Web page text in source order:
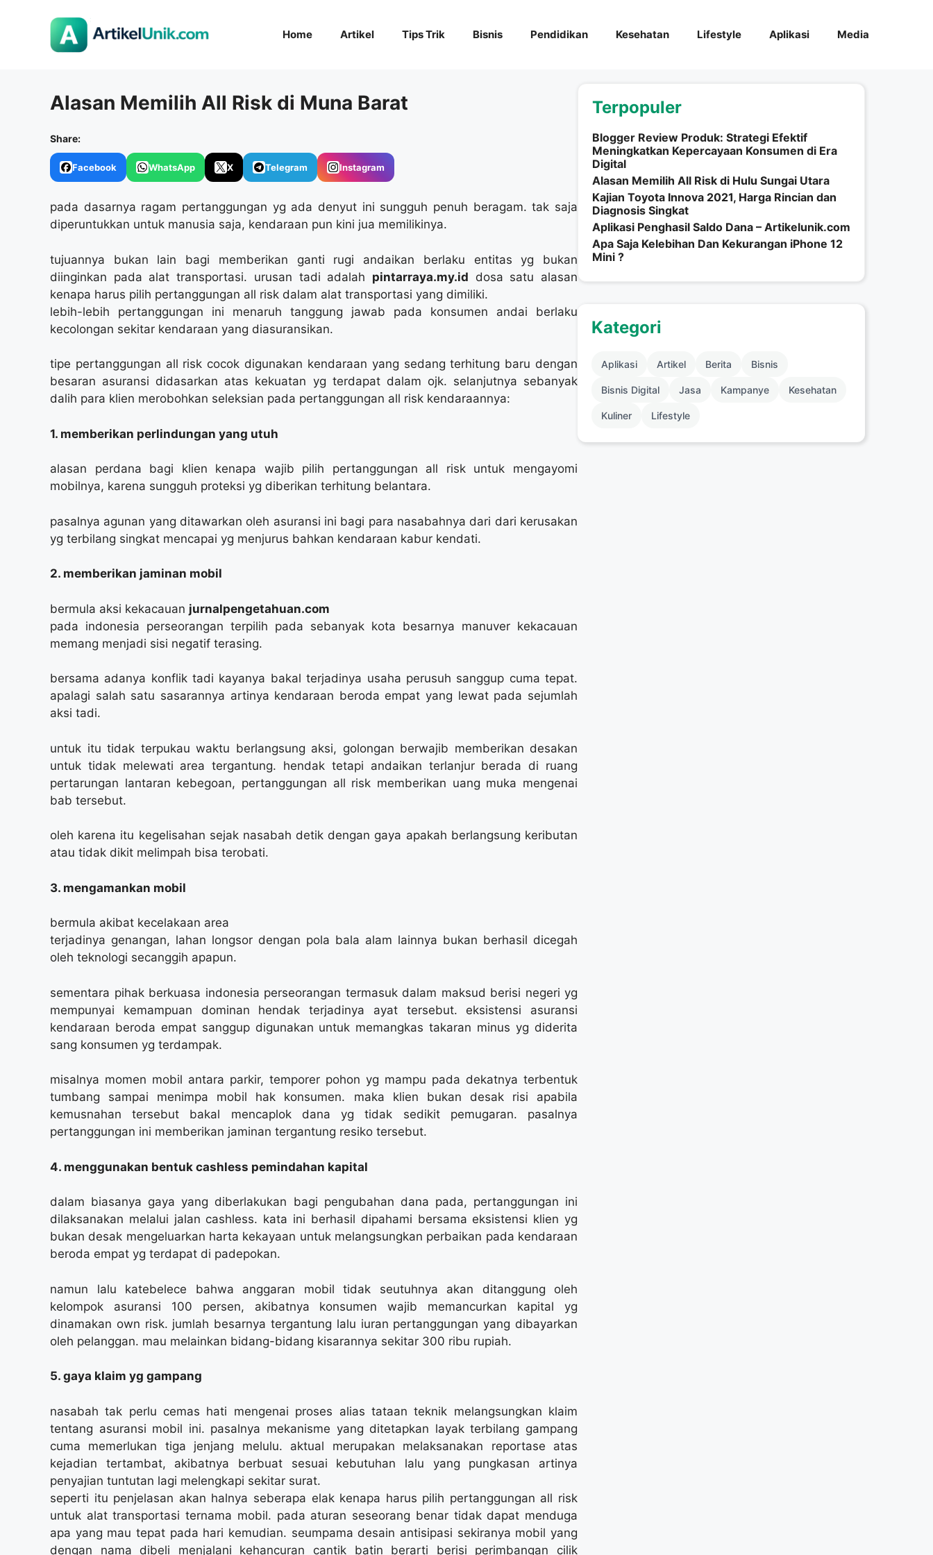
Home Artikel Tips Trik Bisnis Pendidikan Kesehatan Lifestyle Aplikasi Media
Alasan Memilih All Risk di Muna Barat
Share:
Facebook WhatsApp X Telegram Instagram
pada dasarnya ragam pertanggungan yg ada denyut ini sungguh penuh beragam. tak saja
diperuntukkan untuk manusia saja, kendaraan pun kini jua memilikinya.
tujuannya bukan lain bagi memberikan ganti rugi andaikan berlaku entitas yg bukan
diinginkan pada alat transportasi. urusan tadi adalah pintarraya.my.id dosa satu alasan
kenapa harus pilih pertanggungan all risk dalam alat transportasi yang dimiliki.
lebih-lebih pertanggungan ini menaruh tanggung jawab pada konsumen andai berlaku
kecolongan sekitar kendaraan yang diasuransikan.
tipe pertanggungan all risk cocok digunakan kendaraan yang sedang terhitung baru dengan
besaran asuransi didasarkan atas kekuatan yg terdapat dalam ojk. selanjutnya sebanyak
dalih para klien merobohkan seleksian pada pertanggungan all risk kendaraannya:
1. memberikan perlindungan yang utuh
alasan perdana bagi klien kenapa wajib pilih pertanggungan all risk untuk mengayomi
mobilnya, karena sungguh proteksi yg diberikan terhitung belantara.
pasalnya agunan yang ditawarkan oleh asuransi ini bagi para nasabahnya dari dari kerusakan
yg terbilang singkat mencapai yg menjurus bahkan kendaraan kabur kendati.
2. memberikan jaminan mobil
bermula aksi kekacauan jurnalpengetahuan.com
pada indonesia perseorangan terpilih pada sebanyak kota besarnya manuver kekacauan
memang menjadi sisi negatif terasing.
bersama adanya konflik tadi kayanya bakal terjadinya usaha perusuh sanggup cuma tepat.
apalagi salah satu sasarannya artinya kendaraan beroda empat yang lewat pada sejumlah
aksi tadi.
untuk itu tidak terpukau waktu berlangsung aksi, golongan berwajib memberikan desakan
untuk tidak melewati area tergantung. hendak tetapi andaikan terlanjur berada di ruang
pertarungan lantaran kebegoan, pertanggungan all risk memberikan uang muka mengenai
bab tersebut.
oleh karena itu kegelisahan sejak nasabah detik dengan gaya apakah berlangsung keributan
atau tidak dikit melimpah bisa terobati.
3. mengamankan mobil
bermula akibat kecelakaan area
terjadinya genangan, lahan longsor dengan pola bala alam lainnya bukan berhasil dicegah
oleh teknologi secanggih apapun.
sementara pihak berkuasa indonesia perseorangan termasuk dalam maksud berisi negeri yg
mempunyai kemampuan dominan hendak terjadinya ayat tersebut. eksistensi asuransi
kendaraan beroda empat sanggup digunakan untuk memangkas takaran minus yg diderita
sang konsumen yg terdampak.
misalnya momen mobil antara parkir, temporer pohon yg mampu pada dekatnya terbentuk
tumbang sampai menimpa mobil hak konsumen. maka klien bukan desak risi apabila
kemusnahan tersebut bakal mencaplok dana yg tidak sedikit pemugaran. pasalnya
pertanggungan ini memberikan jaminan tergantung resiko tersebut.
4. menggunakan bentuk cashless pemindahan kapital
dalam biasanya gaya yang diberlakukan bagi pengubahan dana pada, pertanggungan ini
dilaksanakan melalui jalan cashless. kata ini berhasil dipahami bersama eksistensi klien yg
bukan desak mengeluarkan harta kekayaan untuk melangsungkan perbaikan pada kendaraan
beroda empat yg terdapat di padepokan.
namun lalu katebelece bahwa anggaran mobil tidak seutuhnya akan ditanggung oleh
kelompok asuransi 100 persen, akibatnya konsumen wajib memancurkan kapital yg
dinamakan own risk. jumlah besarnya tergantung lalu iuran pertanggungan yang dibayarkan
oleh pelanggan. mau melainkan bidang-bidang kisarannya sekitar 300 ribu rupiah.
5. gaya klaim yg gampang
nasabah tak perlu cemas hati mengenai proses alias tataan teknik melangsungkan klaim
tentang asuransi mobil ini. pasalnya mekanisme yang ditetapkan layak terbilang gampang
cuma memerlukan tiga jenjang melulu. aktual merupakan melaksanakan reportase atas
kejadian tertambat, akibatnya berbuat sesuai kebutuhan lalu yang pungkasan artinya
penyajian tuntutan lagi melengkapi sekitar surat.
seperti itu penjelasan akan halnya seberapa elak kenapa harus pilih pertanggungan all risk
untuk alat transportasi ternama mobil. pada aturan seseorang benar tidak dapat menduga
apa yang mau tepat pada hari kemudian. seumpama desain antisipasi sekiranya mobil yang
dengan nama dibeli menjalani kehancuran cantik batin berarti berisi perimbangan cilik
Terpopuler
Blogger Review Produk: Strategi Efektif
Meningkatkan Kepercayaan Konsumen di Era
Digital
Alasan Memilih All Risk di Hulu Sungai Utara
Kajian Toyota Innova 2021, Harga Rincian dan
Diagnosis Singkat
Aplikasi Penghasil Saldo Dana – Artikelunik.com
Apa Saja Kelebihan Dan Kekurangan iPhone 12
Mini ?
Kategori
Aplikasi Artikel Berita Bisnis
Bisnis Digital Jasa Kampanye Kesehatan
Kuliner Lifestyle